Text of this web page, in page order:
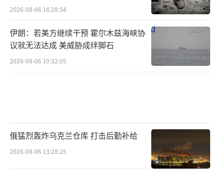
2026-08-06 16:28:34
伊朗：若美方继续干预 霍尔木兹海峡协
议就无法达成 美威胁成绊脚石
2026-08-06 10:32:05
俄猛烈轰炸乌克兰仓库 打击后勤补给
2026-08-06 13:28:25